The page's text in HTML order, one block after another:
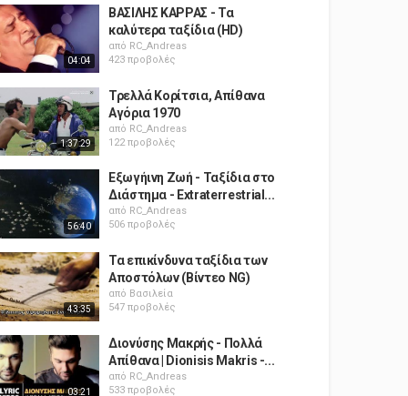
04:04
ΒΑΣΙΛΗΣ ΚΑΡΡΑΣ - Τα
καλύτερα ταξίδια (HD)
από RC_Andreas
423 προβολές
1:37:29
Τρελλά Κορίτσια, Απίθανα
Αγόρια 1970
από RC_Andreas
122 προβολές
56:40
Εξωγήινη Ζωή - Ταξίδια στο
Διάστημα - Extraterrestrial...
από RC_Andreas
506 προβολές
43:35
Τα επικίνδυνα ταξίδια των
Αποστόλων (Βίντεο NG)
από Βασιλεία
547 προβολές
03:21
Διονύσης Μακρής - Πολλά
Απίθανα | Dionisis Makris -...
από RC_Andreas
533 προβολές